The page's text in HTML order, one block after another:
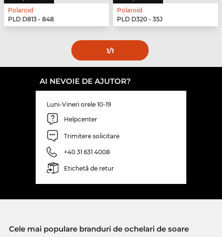
Polaroid
PLD D813 - 848
Polaroid
PLD D320 - 35J
1/1
AI NEVOIE DE AJUTOR?
Luni-Vineri orele 10-19
Helpcenter
Trimitere solicitare
+40 31 631 4008
Etichetă de retur
Cele mai populare branduri de ochelari de soare